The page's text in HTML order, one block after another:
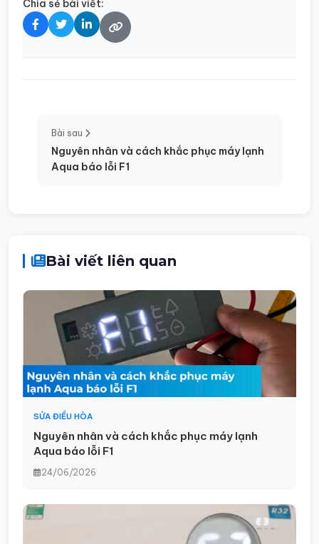
Chia sẻ bài viết:
Bài sau
Nguyên nhân và cách khắc phục máy lạnh
Aqua báo lỗi F1
Bài viết liên quan
SỬA ĐIỀU HÒA
Nguyên nhân và cách khắc phục máy lạnh
Aqua báo lỗi F1
24/06/2026